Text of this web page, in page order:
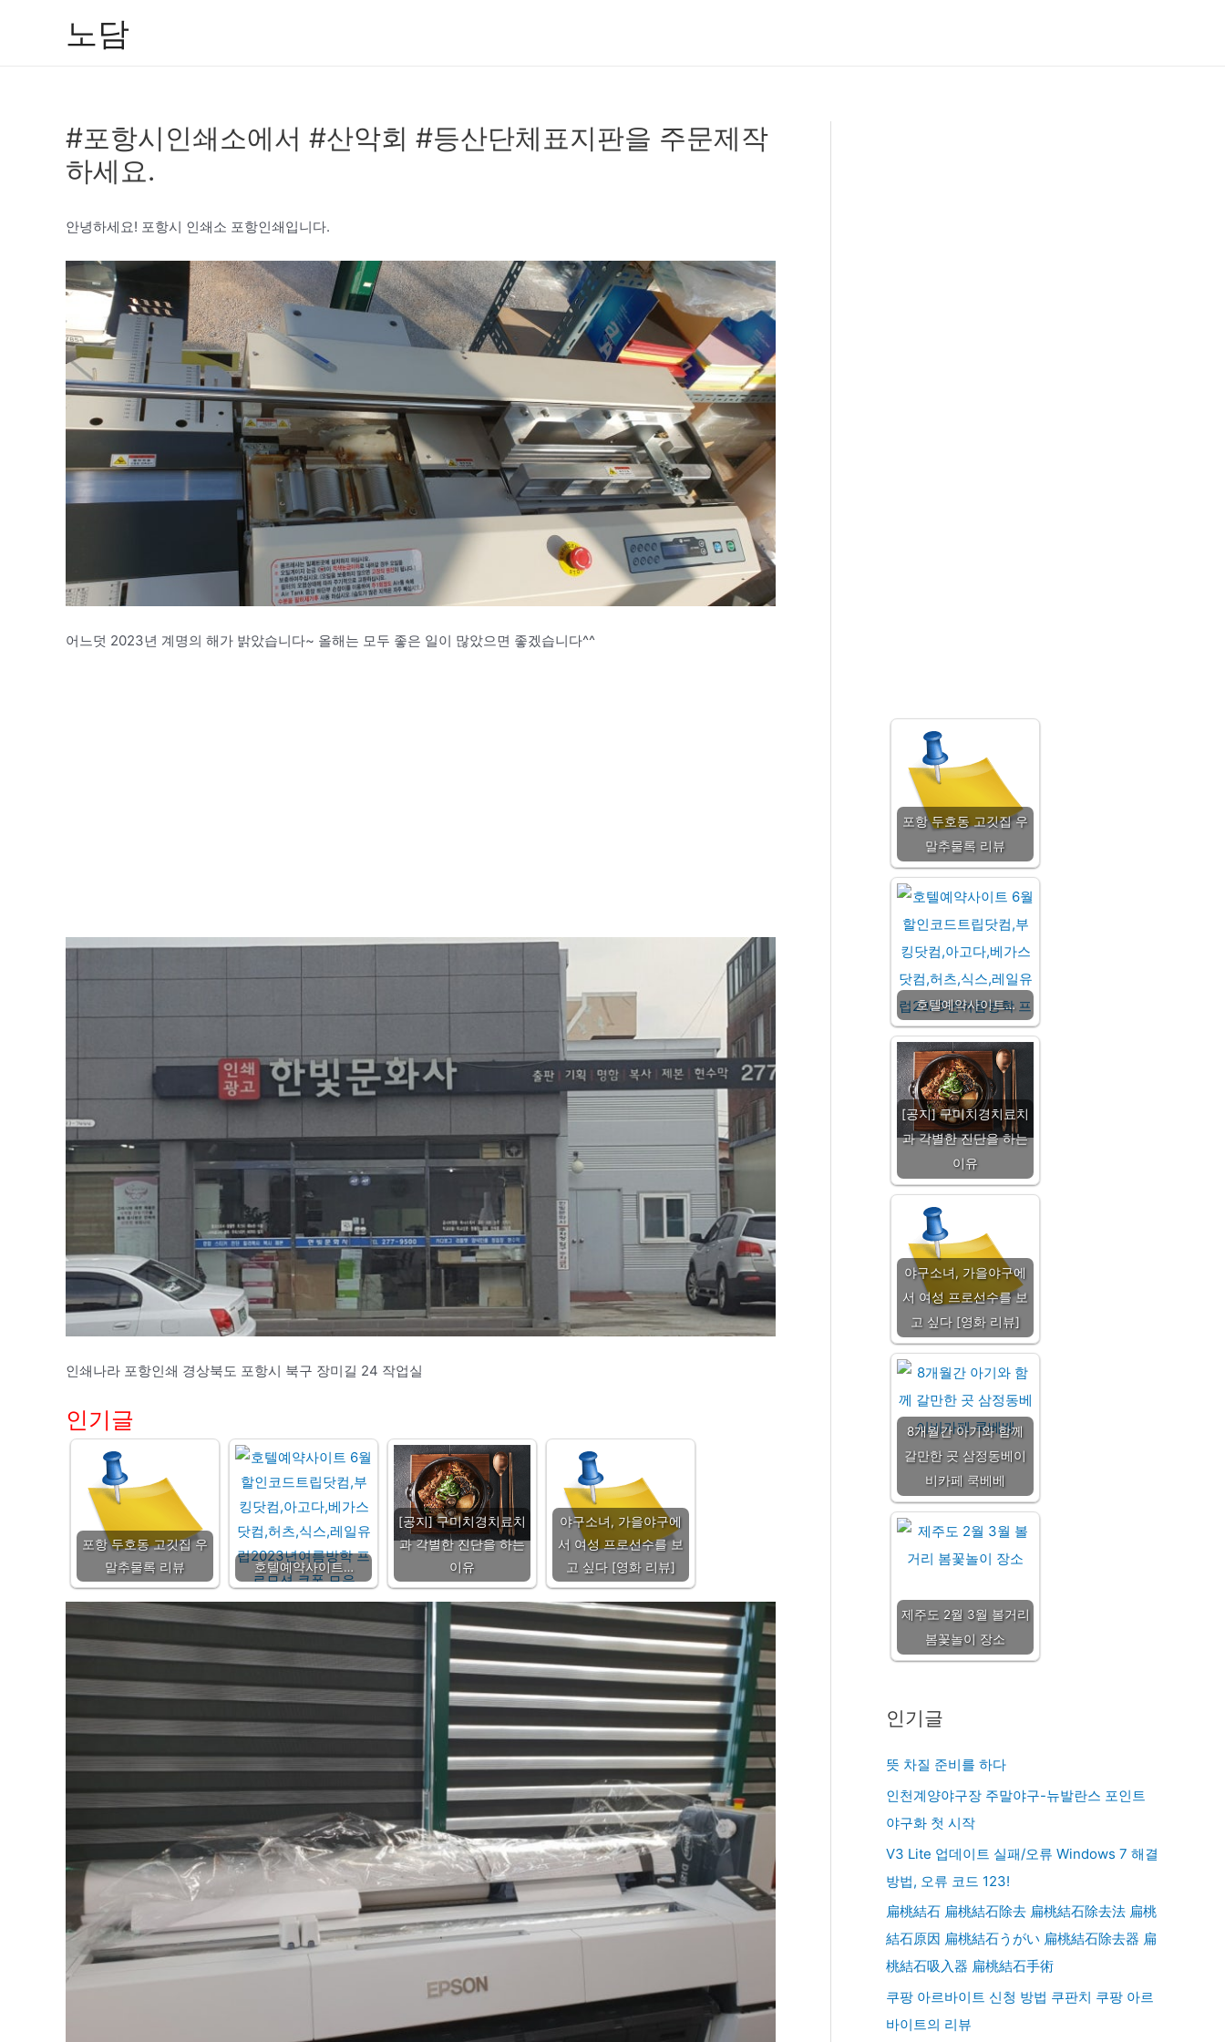
노담
#포항시인쇄소에서 #산악회 #등산단체표지판을 주문제작
하세요.
안녕하세요! 포항시 인쇄소 포항인쇄입니다.
어느덧 2023년 계명의 해가 밝았습니다~ 올해는 모두 좋은 일이 많았으면 좋겠습니다^^
인쇄나라 포항인쇄 경상북도 포항시 북구 장미길 24 작업실
인기글
포항 두호동 고깃집 우
말추물록 리뷰
호텔예약사이트…
[공지] 구미치경치료치
과 각별한 진단을 하는
이유
야구소녀, 가을야구에
서 여성 프로선수를 보
고 싶다 [영화 리뷰]
포항 두호동 고깃집 우
말추물록 리뷰
호텔예약사이트…
[공지] 구미치경치료치
과 각별한 진단을 하는
이유
야구소녀, 가을야구에
서 여성 프로선수를 보
고 싶다 [영화 리뷰]
8개월간 아기와 함께
갈만한 곳 삼정동베이
비카페 쿡베베
제주도 2월 3월 볼거리
봄꽃놀이 장소
인기글
뜻 차질 준비를 하다
인천계양야구장 주말야구-뉴발란스 포인트
야구화 첫 시작
V3 Lite 업데이트 실패/오류 Windows 7 해결
방법, 오류 코드 123!
扁桃結石 扁桃結石除去 扁桃結石除去法 扁桃
結石原因 扁桃結石うがい 扁桃結石除去器 扁
桃結石吸入器 扁桃結石手術
쿠팡 아르바이트 신청 방법 쿠판치 쿠팡 아르
바이트의 리뷰